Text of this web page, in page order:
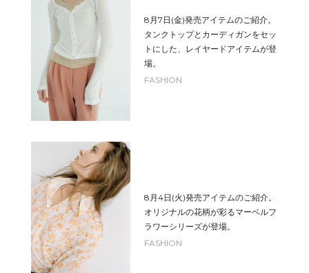
8月7日(金)発売アイテムのご紹介。
タンクトップとカーディガンをセッ
トにした、レイヤードアイテムが登
場。
FASHION
8月4日(火)発売アイテムのご紹介。
オリジナルの花柄が彩るマーベルフ
ラワーシリーズが登場。
FASHION